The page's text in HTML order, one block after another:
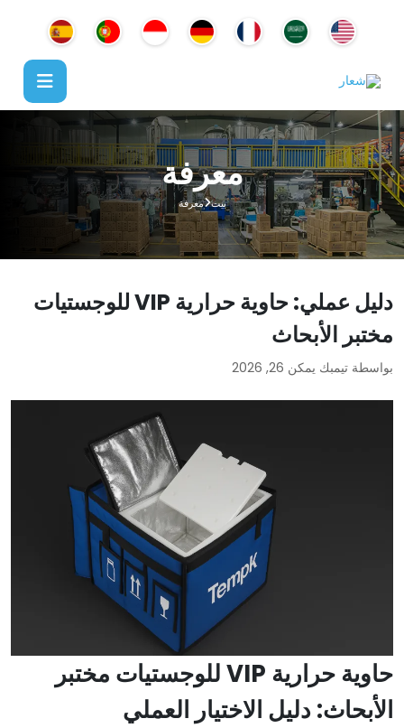
معرفة
بيت معرفة
دليل عملي: حاوية حرارية VIP للوجستيات
مختبر الأبحاث
بواسطة تيمبك يمكن 26, 2026
حاوية حرارية VIP للوجستيات مختبر
الأبحاث: دليل الاختيار العملي